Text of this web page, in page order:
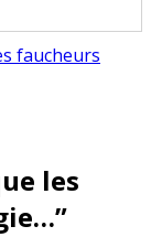
faucheurs
les
”